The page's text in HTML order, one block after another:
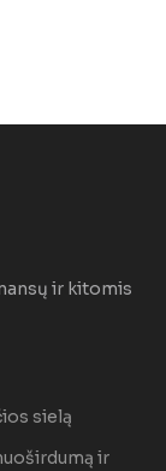
ir kitomis
sielą
ir